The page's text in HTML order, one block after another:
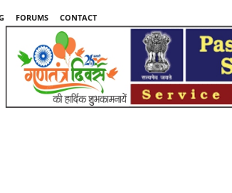
FORUMS
CONTACT